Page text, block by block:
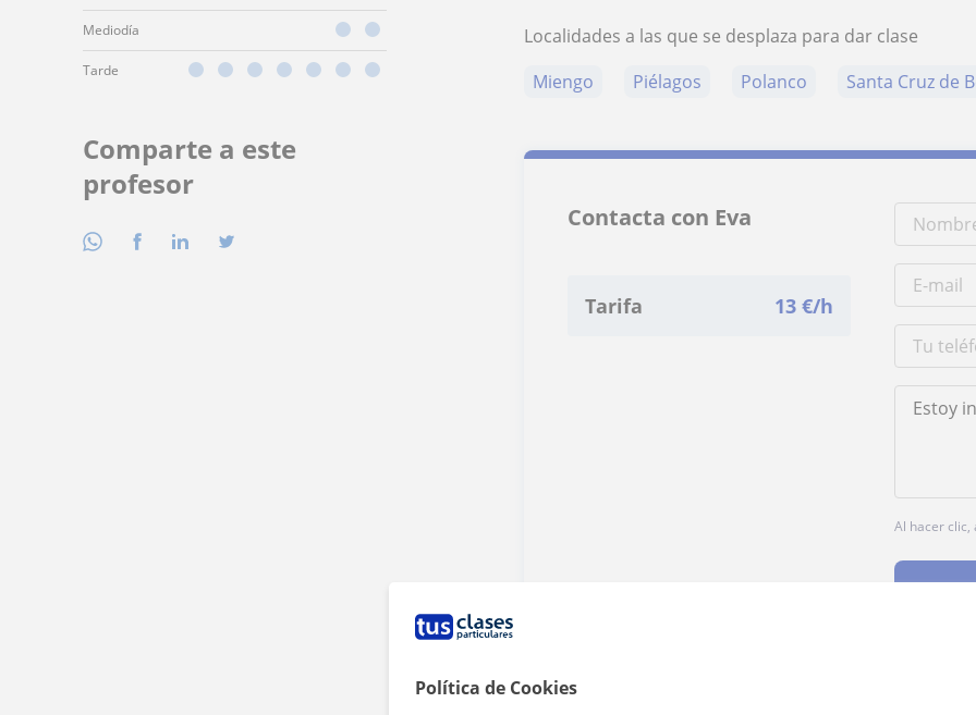
Política de Cookies
Mediodía
Tarde
Comparte a este
profesor
Localidades a las que se desplaza para dar clase
Miengo
Piélagos Polanco Santa Cruz de
Contacta con Eva
Tarifa 13 €/h
Al hacer